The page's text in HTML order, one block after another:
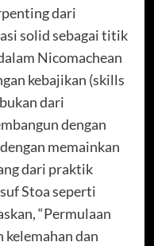
dari
solid sebagai titik
Nicomachean
kebajikan (skills
dari
dengan
memainkan
dari praktik
Stoa seperti
“Permulaan
kelemahan dan